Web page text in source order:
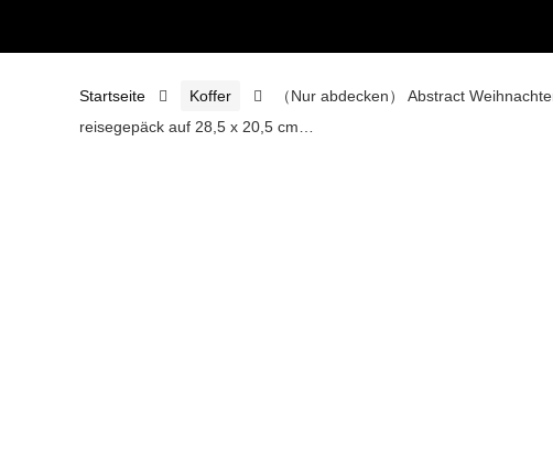
Startseite Koffer
（Nur abdecken） Abstract
reisegepäck auf 28,5 x 20,5 cm…